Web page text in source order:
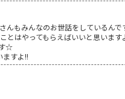
んもみんなのお世話をしているんで
とはやってもらえばいいと思いま
☆
ますよ!!